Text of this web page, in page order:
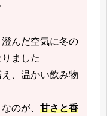
んだ空気に冬の
ました
、温かい飲み物
のが、甘さと香